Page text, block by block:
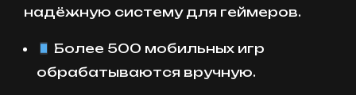
надёжную систему для геймеров.
Более 500 мобильных игр
обрабатываются вручную.